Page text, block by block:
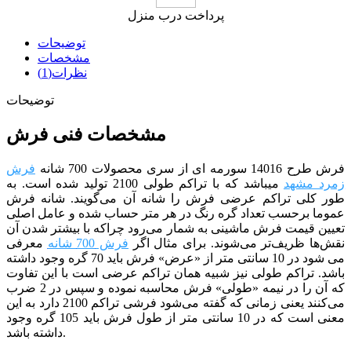
پرداخت درب منزل
توضیحات
مشخصات
نظرات(1)
توضیحات
مشخصات فنی فرش
فرش طرح 14016 سورمه ای از سری محصولات 700 شانه
فرش
زمرد مشهد
میباشد که با تراکم طولی 2100 تولید شده است. به
طور کلی تراکم عرضی فرش را شانه آن می‌گویند. شانه فرش
عموما برحسب تعداد گره رنگ در هر متر حساب شده و عامل اصلی
تعیین قیمت فرش ماشینی به شمار می‌رود چراکه با بیشتر شدن آن
نقش‌ها ظریف‌تر می‌شوند. برای مثال اگر فرش 700 شانه
معرفی
می شود در 10 سانتی متر از «عرض» فرش باید 70 گره وجود داشته
باشد. تراکم طولی نیز شبیه همان تراکم عرضی است با این تفاوت
که آن را در نیمه «طولی» فرش محاسبه نموده و سپس در 2 ضرب
می‌کنند یعنی زمانی که گفته می‌شود فرشی تراکم 2100 دارد به این
معنی است که در 10 سانتی متر از طول فرش باید 105 گره وجود
داشته باشد.